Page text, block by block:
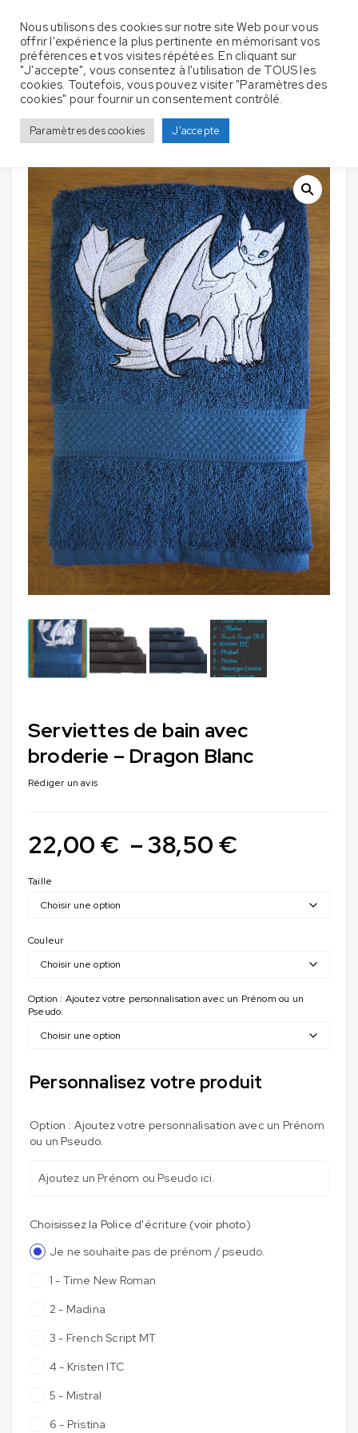
Accueil Serviette de bain Dragons
Serviettes de bain
avec broderie – Dragon Blanc
Serviettes de bain avec
broderie – Dragon Blanc
Rédiger un avis
22,00 € –38,50 €
Taille
Couleur
Option : Ajoutez votre personnalisation avec un Prénom ou un
Pseudo.
Personnalisez votre produit
Option : Ajoutez votre personnalisation avec un Prénom
ou un Pseudo.
Choisissez la Police d'écriture (voir photo)
Je ne souhaite pas de prénom / pseudo.
1 - Time New Roman
2 - Madina
3 - French Script MT
4 - Kristen ITC
5 - Mistral
6 - Pristina
Nous utilisons des cookies sur notre site Web pour vous
offrir l'expérience la plus pertinente en mémorisant vos
préférences et vos visites répétées. En cliquant sur
"J'accepte", vous consentez à l'utilisation de TOUS les
cookies. Toutefois, vous pouvez visiter "Paramètres des
cookies" pour fournir un consentement contrôlé.
Paramètres des cookies J'accepte